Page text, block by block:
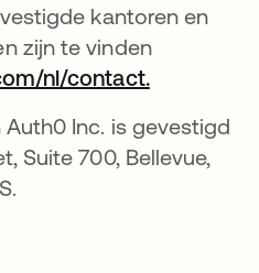
kantoren en
zijn te vinden
nl/contact.
Inc. is gevestigd
Suite 700, Bellevue,